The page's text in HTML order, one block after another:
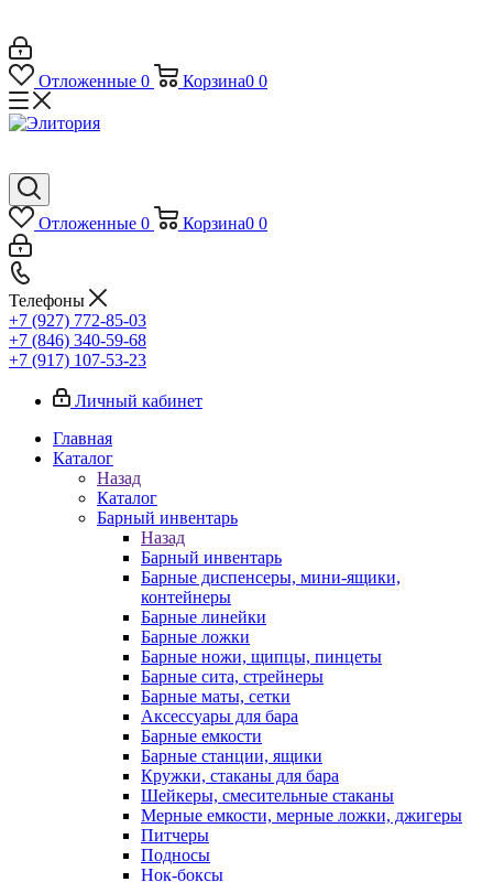
Отложенные 0 Корзина0 0
Отложенные 0 Корзина0 0
Телефоны
+7 (927) 772-85-03
+7 (846) 340-59-68
+7 (917) 107-53-23
Личный кабинет
Главная
Каталог
Назад
Каталог
Барный инвентарь
Назад
Барный инвентарь
Барные диспенсеры, мини-ящики,
контейнеры
Барные линейки
Барные ложки
Барные ножи, щипцы, пинцеты
Барные сита, стрейнеры
Барные маты, сетки
Аксессуары для бара
Барные емкости
Барные станции, ящики
Кружки, стаканы для бара
Шейкеры, смесительные стаканы
Мерные емкости, мерные ложки, джигеры
Питчеры
Подносы
Нок-боксы